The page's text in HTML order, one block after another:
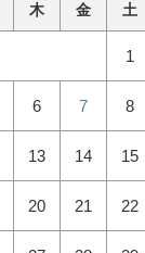
木 金 土
1
6 7 8
13 14 15
20 21 22